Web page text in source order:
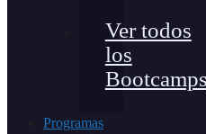
Ver todos
los
Bootcamps
Programas